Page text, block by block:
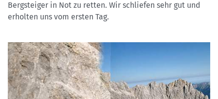
Bergsteiger in Not zu retten. Wir schliefen sehr gut und
erholten uns vom ersten Tag.